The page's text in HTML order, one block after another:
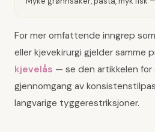
For mer omfattende inngrep
eller kjevekirurgi gjelder samme
kjevelås — se den artikkelen for
gjennomgang av
langvarige tyggerestriksjoner.